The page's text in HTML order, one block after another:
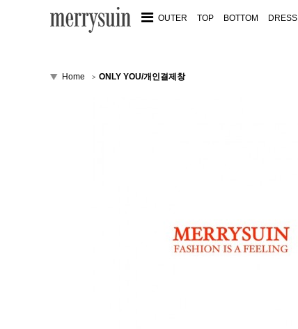
DRESS
BOTTOM
TOP
OUTER
Home ONLY YOU/개인결제창